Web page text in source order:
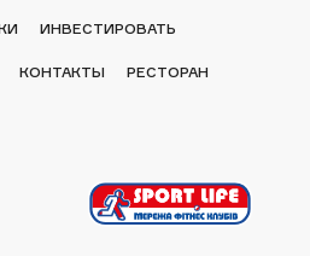
ИНВЕСТИРОВАТЬ
КОНТАКТЫ РЕСТОРАН